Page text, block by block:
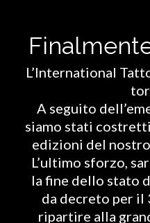
L’International
A seguito
siamo stati
edizioni del
L’ultimo sforzo,
la fine dello stato
da decreto per il
ripartire alla